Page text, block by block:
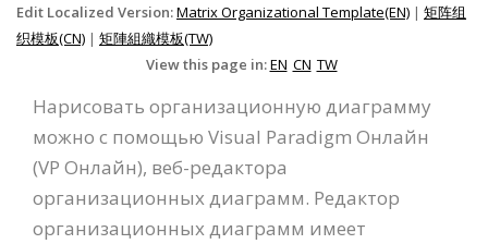
Edit Localized Version:Matrix Organizational Template(EN) | 矩阵组
织模板(CN) | 矩陣組織模板(TW)
View this page in:EN CN TW
Нарисовать организационную диаграмму
можно с помощью Visual Paradigm Онлайн
(VP Онлайн), веб-редактора
организационных диаграмм. Редактор
организационных диаграмм имеет